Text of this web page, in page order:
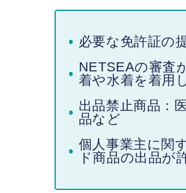
必要な免許証の
NETSEAの審査
着や水着を着用
出品禁止商品：
品など
個人事業主に関
ド商品の出品が